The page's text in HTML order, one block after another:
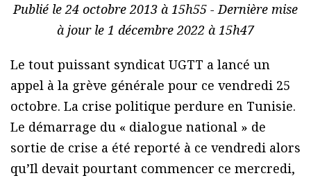
Publié le 24 octobre 2013 à 15h55 - Dernière mise
à jour le 1 décembre 2022 à 15h47
Le tout puissant syndicat UGTT a lancé un
appel à la grève générale pour ce vendredi 25
octobre. La crise politique perdure en Tunisie.
Le démarrage du « dialogue national » de
sortie de crise a été reporté à ce vendredi alors
qu’Il devait pourtant commencer ce mercredi,